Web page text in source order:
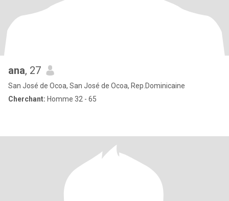
ana, 27
San José de Ocoa, San José de Ocoa, Rep.Dominicaine
Cherchant: Homme 32 - 65